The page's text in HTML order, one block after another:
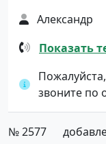
Александр
Показать
звоните по
№ 2577